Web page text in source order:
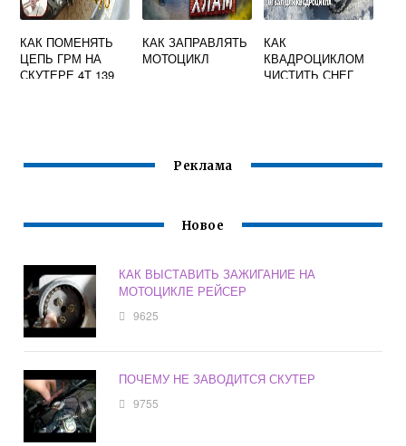
КАК ПОМЕНЯТЬ
ЦЕПЬ ГРМ НА
СКУТЕРЕ 4Т 139
КАК ЗАПРАВЛЯТЬ
МОТОЦИКЛ
КАК
КВАДРОЦИКЛОМ
ЧИСТИТЬ СНЕГ
Реклама
Новое
КАК ВЫСТАВИТЬ ЗАЖИГАНИЕ НА
МОТОЦИКЛЕ РЕЙСЕР
9625
ПОЧЕМУ НЕ ЗАВОДИТСЯ СКУТЕР
9755